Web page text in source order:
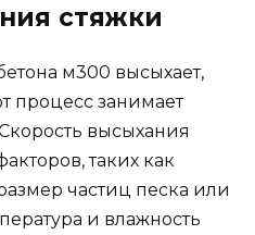
стяжки
м300 высыхает,
процесс занимает
высыхания
таких как
частиц песка или
и влажность